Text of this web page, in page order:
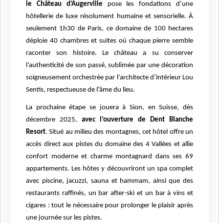
le Château d’Augerville pose les fondations d’une
hôtellerie de luxe résolument humaine et sensorielle. À
seulement 1h30 de Paris, ce domaine de 100 hectares
déploie 40 chambres et suites où chaque pierre semble
raconter son histoire. Le château a su conserver
l’authenticité de son passé, sublimée par une décoration
soigneusement orchestrée par l’architecte d’intérieur Lou
Sentis, respectueuse de l’âme du lieu.
La prochaine étape se jouera à Sion, en Suisse, dès
décembre 2025, avec l’ouverture de Dent Blanche
Resort. Situé au milieu des montagnes, cet hôtel offre un
accès direct aux pistes du domaine des 4 Vallées et allie
confort moderne et charme montagnard dans ses 69
appartements. Les hôtes y découvriront un spa complet
avec piscine, jacuzzi, sauna et hammam, ainsi que des
restaurants raffinés, un bar after-ski et un bar à vins et
cigares : tout le nécessaire pour prolonger le plaisir après
une journée sur les pistes.